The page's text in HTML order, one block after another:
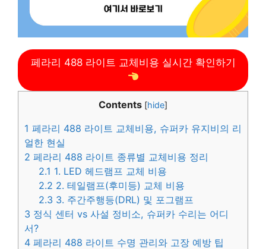
페라리 488 라이트 교체비용 실시간 확인하기
Contents [hide]
1 페라리 488 라이트 교체비용, 슈퍼카 유지비의 리
얼한 현실
2 페라리 488 라이트 종류별 교체비용 정리
2.1 1. LED 헤드램프 교체 비용
2.2 2. 테일램프(후미등) 교체 비용
2.3 3. 주간주행등(DRL) 및 포그램프
3 정식 센터 vs 사설 정비소, 슈퍼카 수리는 어디
서?
4 페라리 488 라이트 수명 관리와 고장 예방 팁